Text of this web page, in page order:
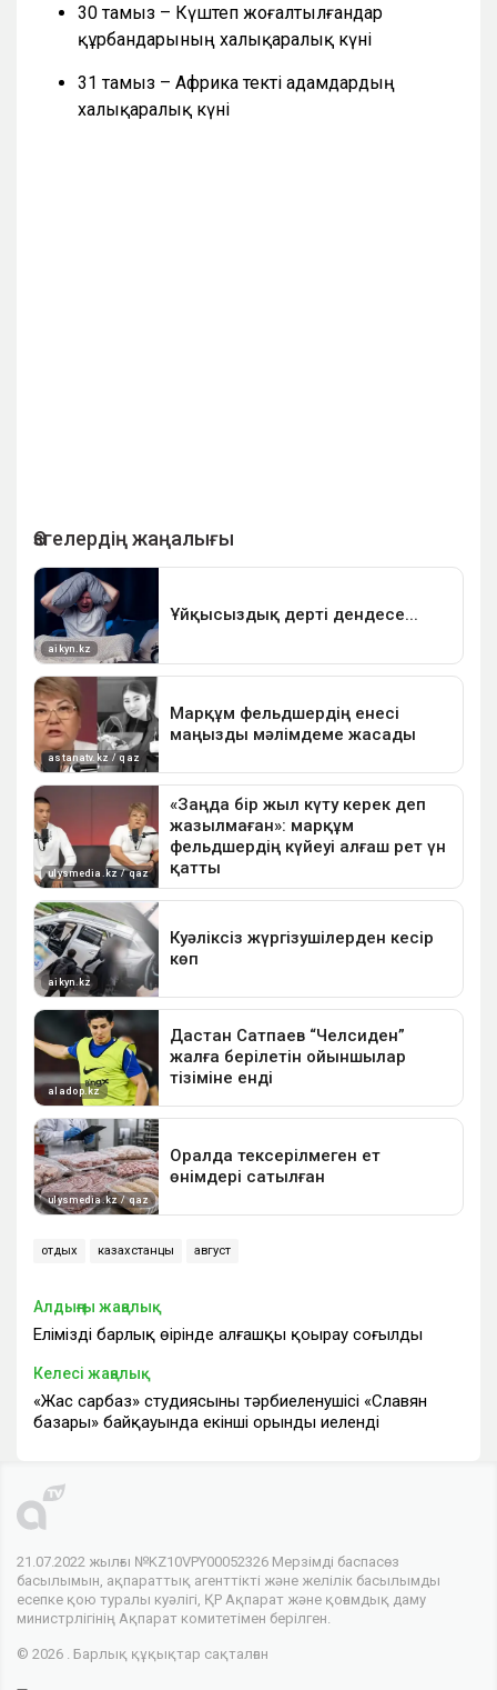
30 тамыз – Күштеп жоғалтылғандар
құрбандарының халықаралық күні
31 тамыз – Африка текті адамдардың
халықаралық күні
отдых казахстанцы август
Алдыңғы жаңалық
Еліміздің барлық өңірінде алғашқы қоңырау соғылды
Келесі жаңалық
«Жас сарбаз» студиясының тәрбиеленушісі «Славян
базары» байқауында екінші орынды иеленді
21.07.2022 жылғы №KZ10VPY00052326 Мерзімді баспасөз
басылымын, ақпараттық агенттікті және желілік басылымды
есепке қою туралы куәлігі, ҚР Ақпарат және қоғамдық даму
министрлігінің Ақпарат комитетімен берілген.
© 2026 . Барлық құқықтар сақталған